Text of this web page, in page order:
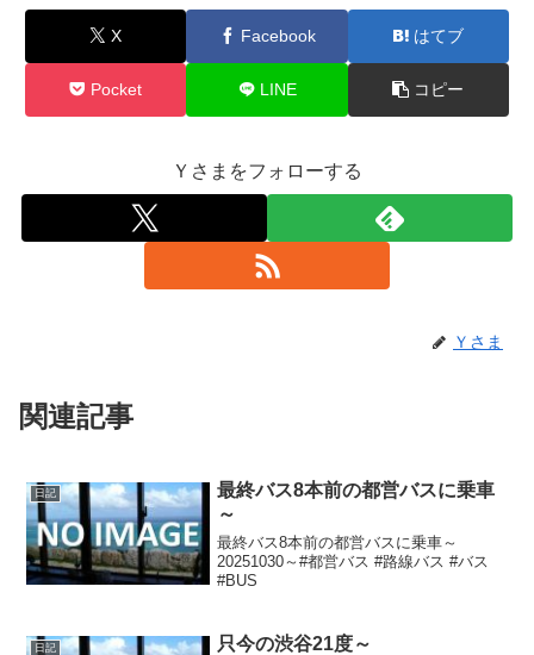
X Facebook はてブ
Pocket LINE コピー
Ｙさまをフォローする
Ｙさま
関連記事
日記
最終バス8本前の都営バスに乗車
～
最終バス8本前の都営バスに乗車～
20251030～#都営バス #路線バス #バス
#BUS
日記 只今の渋谷21度～